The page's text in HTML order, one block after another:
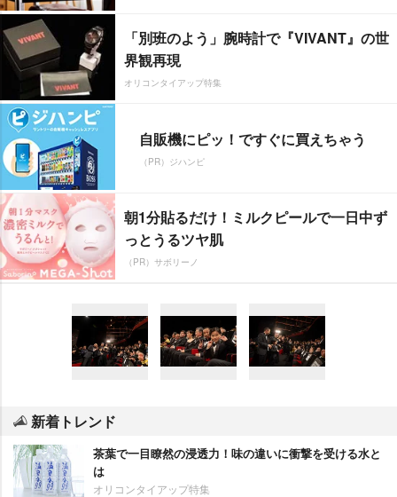
「別班のよう」腕時計で『VIVANT』の世
界観再現
オリコンタイアップ特集
自販機にピッ！ですぐに買えちゃう
（PR）ジハンピ
朝1分貼るだけ！ミルクピールで一日中ず
っとうるツヤ肌
（PR）サボリーノ
新着トレンド
茶葉で一目瞭然の浸透力！味の違いに衝撃を受ける水と
は
オリコンタイアップ特集